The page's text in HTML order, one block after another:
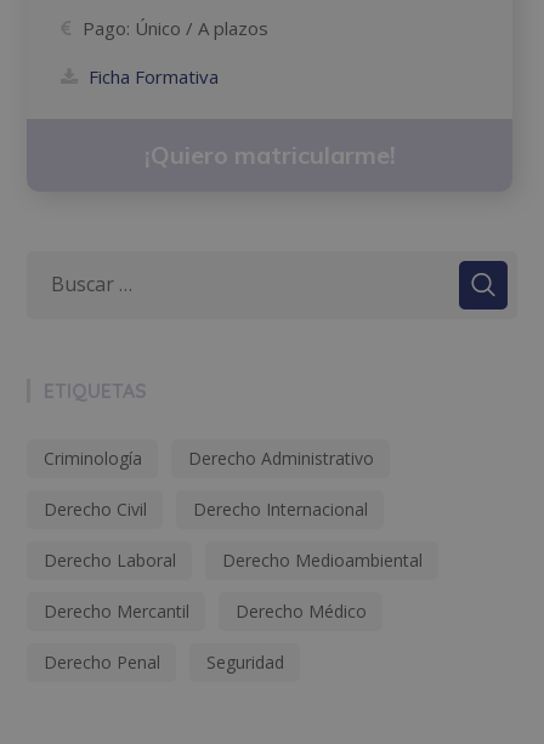
Pago: Único / A plazos
Ficha Formativa
¡Quiero matricularme!
ETIQUETAS
Criminología Derecho Administrativo
Derecho Civil Derecho Internacional
Derecho Laboral Derecho Medioambiental
Derecho Mercantil Derecho Médico
Derecho Penal Seguridad